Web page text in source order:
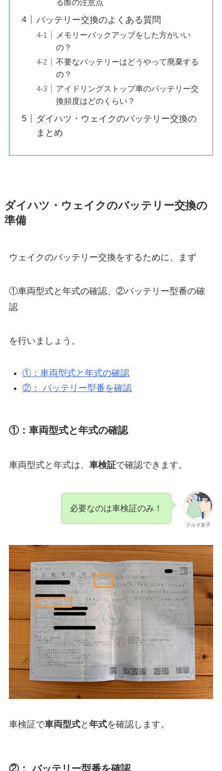
る際の注意点
バッテリー交換のよくある質問
メモリーバックアップをした方がいい
の？
不要なバッテリーはどうやって廃棄する
の？
アイドリングストップ車のバッテリー交
換頻度はどのくらい？
ダイハツ・ウェイクのバッテリー交換の
まとめ
ダイハツ・ウェイクのバッテリー交換の
準備
ウェイクのバッテリー交換をするために、まず
①車両型式と年式の確認、②バッテリー型番の確
認
を行いましょう。
①：車両型式と年式の確認
②： バッテリー型番を確認
①：車両型式と年式の確認
車両型式と年式は、 車検証で確認できます。
クルマ女子
必要なのは車検証のみ！
車検証で車両型式と 年式を確認します。
②： バッテリー型番を確認